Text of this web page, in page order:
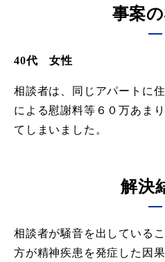
事案
40代 女性
相談者は、同じアパートに
による慰謝料等６０万あま
てしまいました。
解決
相談者が騒音を出している
方が精神疾患を発症した因